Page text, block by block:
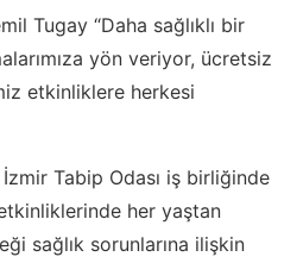
Tugay “Daha sağlıklı bir
yön veriyor, ücretsiz
etkinliklere herkesi
Tabip Odası iş birliğinde
her yaştan
sağlık sorunlarına ilişkin